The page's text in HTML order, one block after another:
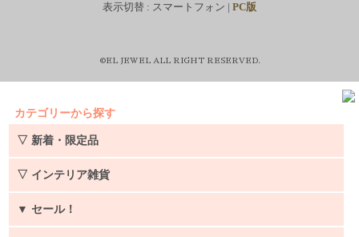
表示切替 : スマートフォン | PC版
©EL JEWEL ALL RIGHT RESERVED.
カテゴリーから探す
▽ 新着・限定品
▽ インテリア雑貨
▼ セール！